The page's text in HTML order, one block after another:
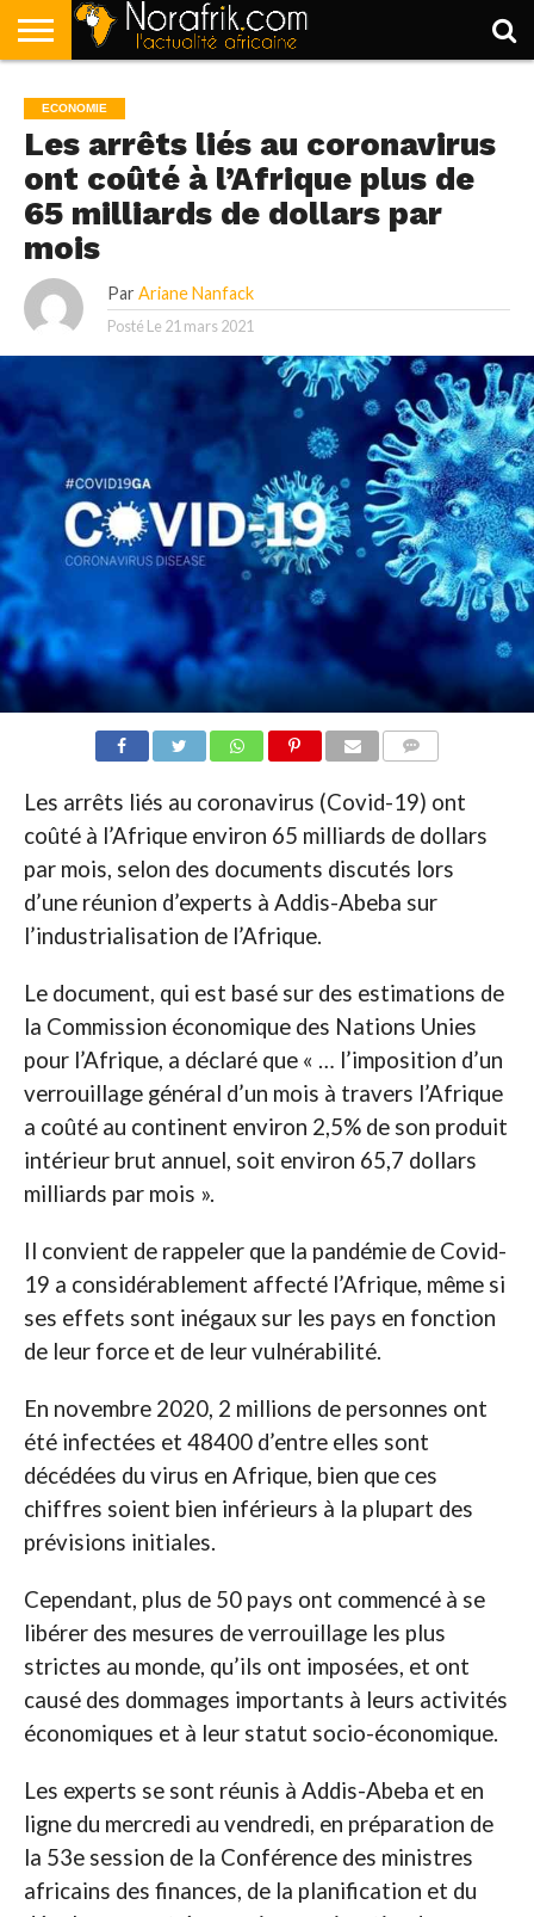
POLITIQUE
SOCIÉTÉ
ECONOMIE
SPORT
LIFESTYLE
ECONOMIE
Les arrêts liés au coronavirus
ont coûté à l’Afrique plus de
65 milliards de dollars par
mois
Par Ariane Nanfack
Posté Le 21 mars 2021
Les arrêts liés au coronavirus (Covid-19) ont
coûté à l’Afrique environ 65 milliards de dollars
par mois, selon des documents discutés lors
d’une réunion d’experts à Addis-Abeba sur
l’industrialisation de l’Afrique.
Le document, qui est basé sur des estimations de
la Commission économique des Nations Unies
pour l’Afrique, a déclaré que « … l’imposition d’un
verrouillage général d’un mois à travers l’Afrique
a coûté au continent environ 2,5% de son produit
intérieur brut annuel, soit environ 65,7 dollars
milliards par mois ».
Il convient de rappeler que la pandémie de Covid-
19 a considérablement affecté l’Afrique, même si
ses effets sont inégaux sur les pays en fonction
de leur force et de leur vulnérabilité.
En novembre 2020, 2 millions de personnes ont
été infectées et 48400 d’entre elles sont
décédées du virus en Afrique, bien que ces
chiffres soient bien inférieurs à la plupart des
prévisions initiales.
Cependant, plus de 50 pays ont commencé à se
libérer des mesures de verrouillage les plus
strictes au monde, qu’ils ont imposées, et ont
causé des dommages importants à leurs activités
économiques et à leur statut socio-économique.
Les experts se sont réunis à Addis-Abeba et en
ligne du mercredi au vendredi, en préparation de
la 53e session de la Conférence des ministres
africains des finances, de la planification et du